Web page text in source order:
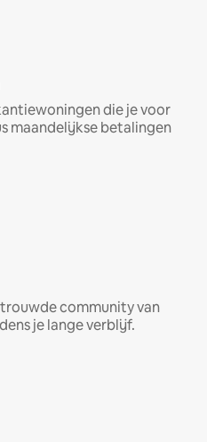
die je voor
maandelijkse betalingen
community van
je lange verblijf.